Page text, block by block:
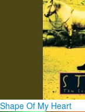
Shape Of My Heart